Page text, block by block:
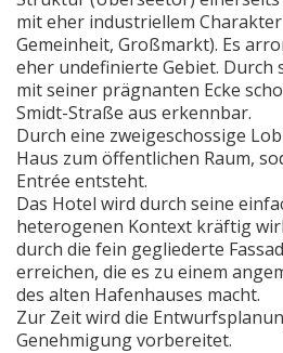
mit eher industriellem
Gemeinheit, Großmarkt). Es
eher undefinierte Gebiet. Durch
mit seiner prägnanten Ecke
Smidt-Straße aus erkennbar.
Durch eine zweigeschossige
Haus zum öffentlichen Raum,
Entrée entsteht.
Das Hotel wird durch seine
heterogenen Kontext kräftig
durch die fein gegliederte
erreichen, die es zu einem
des alten Hafenhauses macht.
Zur Zeit wird die
Genehmigung vorbereitet.